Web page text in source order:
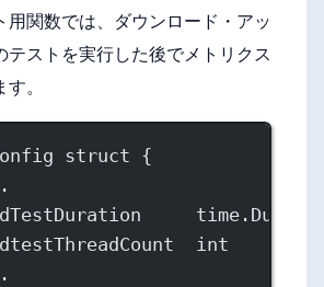
用関数では、ダウンロード・アッ
テストを実行した後でメトリクス
。
struct {
time .
int